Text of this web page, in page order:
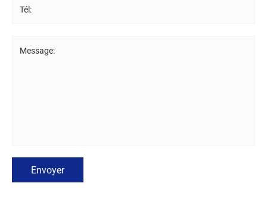
Tél:
Message:
Envoyer